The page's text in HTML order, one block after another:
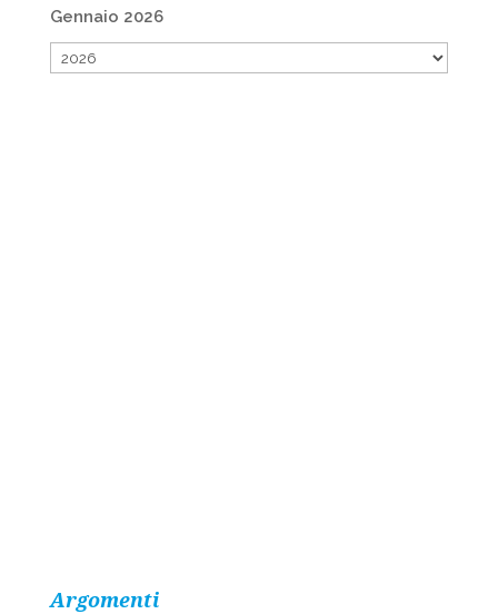
Gennaio 2026
Argomenti